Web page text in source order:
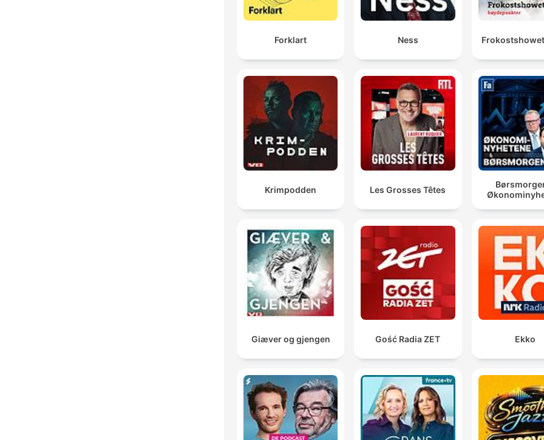
Forklart Ness
Krimpodden Les Grosses Têtes
Giæver og gjengen Gość Radia ZET Ekko